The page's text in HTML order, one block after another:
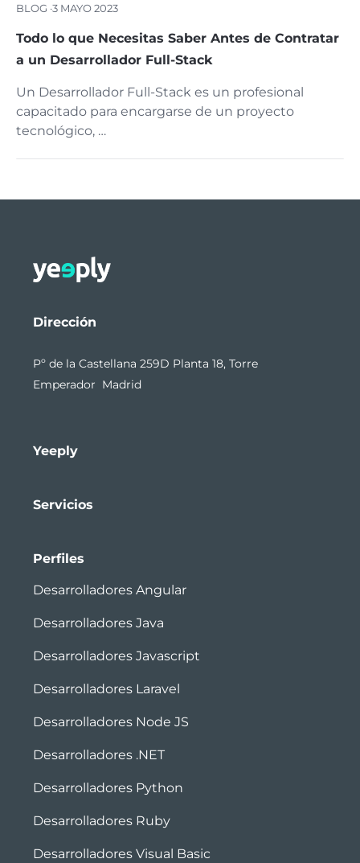
BLOG ·3 MAYO 2023
Todo lo que Necesitas Saber Antes de Contratar
a un Desarrollador Full-Stack
Un Desarrollador Full-Stack es un profesional
capacitado para encargarse de un proyecto
tecnológico, …
Dirección
Pº de la Castellana 259D Planta 18, Torre
Emperador Madrid
Yeeply
Servicios
Perfiles
Desarrolladores Angular
Desarrolladores Java
Desarrolladores Javascript
Desarrolladores Laravel
Desarrolladores Node JS
Desarrolladores .NET
Desarrolladores Python
Desarrolladores Ruby
Desarrolladores Visual Basic